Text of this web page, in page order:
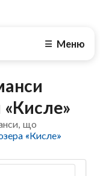
☰ Меню
«Кисле»
що
«Кисле»